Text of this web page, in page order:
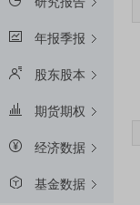
年报季报
股东股本
期货期权
经济数据
基金数据